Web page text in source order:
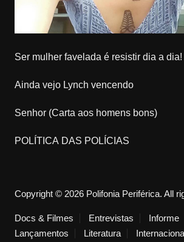
Ser mulher favelada é resistir dia a dia!
Ainda vejo Lynch vencendo
Senhor (Carta aos homens bons)
POLÍTICA DAS POLÍCIAS
Copyright © 2026 Polifonia Periférica. All
Docs & Filmes Entrevistas
Informe
Lançamentos
Literatura